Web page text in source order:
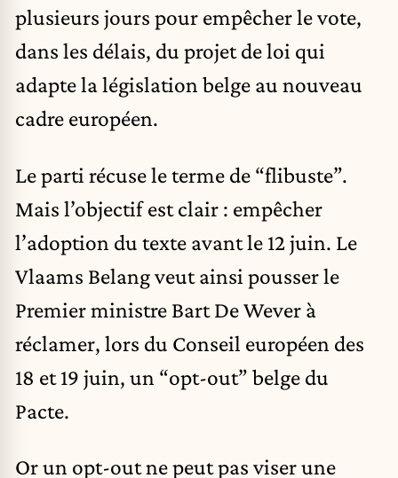
plusieurs jours pour empêcher le vote,
dans les délais, du projet de loi qui
adapte la législation belge au nouveau
cadre européen.
Le parti récuse le terme de “flibuste”.
Mais l’objectif est clair : empêcher
l’adoption du texte avant le 12 juin. Le
Vlaams Belang veut ainsi pousser le
Premier ministre Bart De Wever à
réclamer, lors du Conseil européen des
18 et 19 juin, un “opt-out” belge du
Pacte.
Or un opt-out ne peut pas viser une